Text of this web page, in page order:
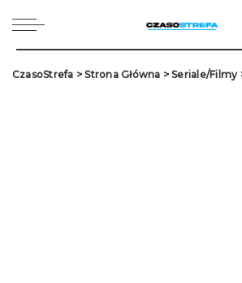
CzasoStrefa >Strona Główna >Seriale/Filmy